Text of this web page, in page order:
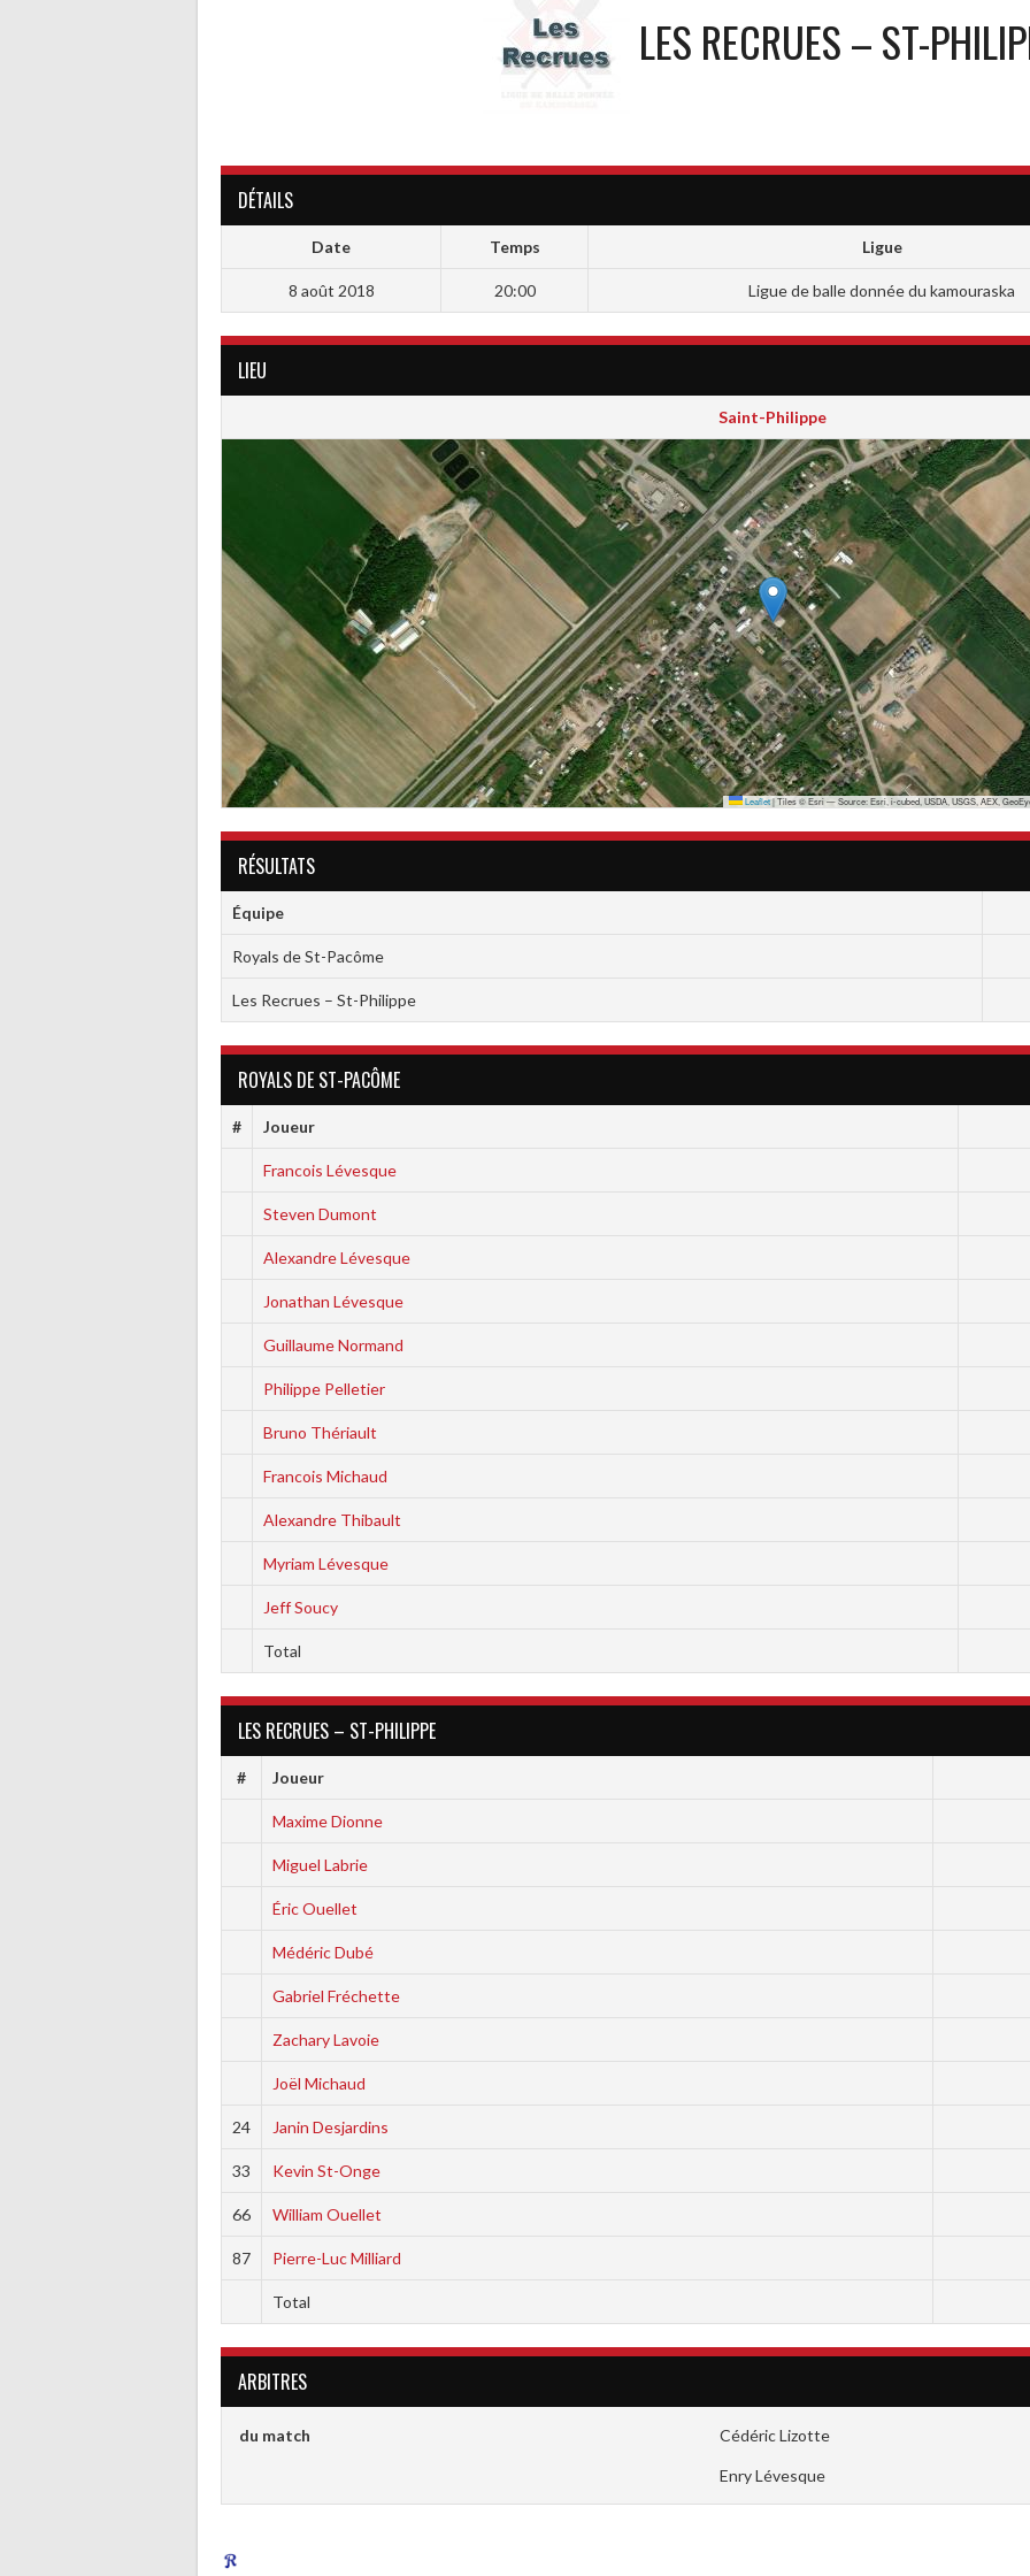
LES RECRUES – ST-
DÉTAILS
Date Temps Ligue
8 août 2018 20:00 Ligue de balle donnée du kamouraska
LIEU
Saint-Philippe
Leaflet|Tiles © Esri — Source: Esri, i-cubed, USDA, USGS, AEX,
RÉSULTATS
Équipe
Royals de St-Pacôme
Les Recrues – St-Philippe
ROYALS DE ST-PACÔME
# Joueur
Francois Lévesque
Steven Dumont
Alexandre Lévesque
Jonathan Lévesque
Guillaume Normand
Philippe Pelletier
Bruno Thériault
Francois Michaud
Alexandre Thibault
Myriam Lévesque
Jeff Soucy
Total
LES RECRUES – ST-PHILIPPE
# Joueur
Maxime Dionne
Miguel Labrie
Éric Ouellet
Médéric Dubé
Gabriel Fréchette
Zachary Lavoie
Joël Michaud
24 Janin Desjardins
33 Kevin St-Onge
66 William Ouellet
87 Pierre-Luc Milliard
Total
ARBITRES
du match Cédéric Lizotte
Enry Lévesque